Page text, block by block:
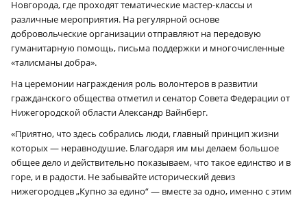
Новгорода, где проходят тематические мастер-классы и
различные мероприятия. На регулярной основе
добровольческие организации отправляют на передовую
гуманитарную помощь, письма поддержки и многочисленные
«талисманы добра».
На церемонии награждения роль волонтеров в развитии
гражданского общества отметил и сенатор Совета Федерации от
Нижегородской области Александр Вайнберг.
«Приятно, что здесь собрались люди, главный принцип жизни
которых — неравнодушие. Благодаря им мы делаем большое
общее дело и действительно показываем, что такое единство и в
горе, и в радости. Не забывайте исторический девиз
нижегородцев „Купно за едино“ — вместе за одно, именно с этим